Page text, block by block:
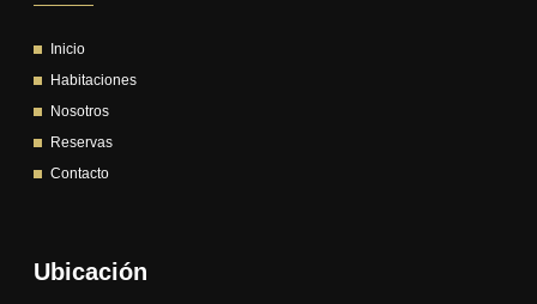
Inicio
Habitaciones
Nosotros
Reservas
Contacto
Ubicación